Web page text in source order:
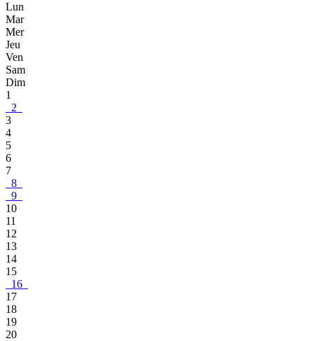
Lun
Mar
Mer
Jeu
Ven
Sam
Dim
1
2
3
4
5
6
7
8
9
10
11
12
13
14
15
16
17
18
19
20